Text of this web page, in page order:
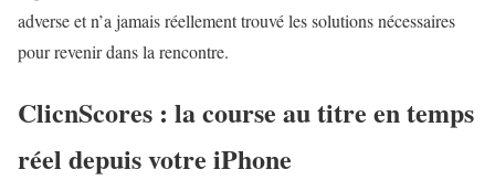
adverse et n’a jamais réellement trouvé les solutions nécessaires
pour revenir dans la rencontre.
ClicnScores : la course au titre en temps
réel depuis votre iPhone